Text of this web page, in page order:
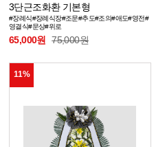
3단근조화환 기본형
#장례식#장례식장#조문#추도#조의#애도#영전#
영결식#문상#위로
65,000원 75,000원
11%